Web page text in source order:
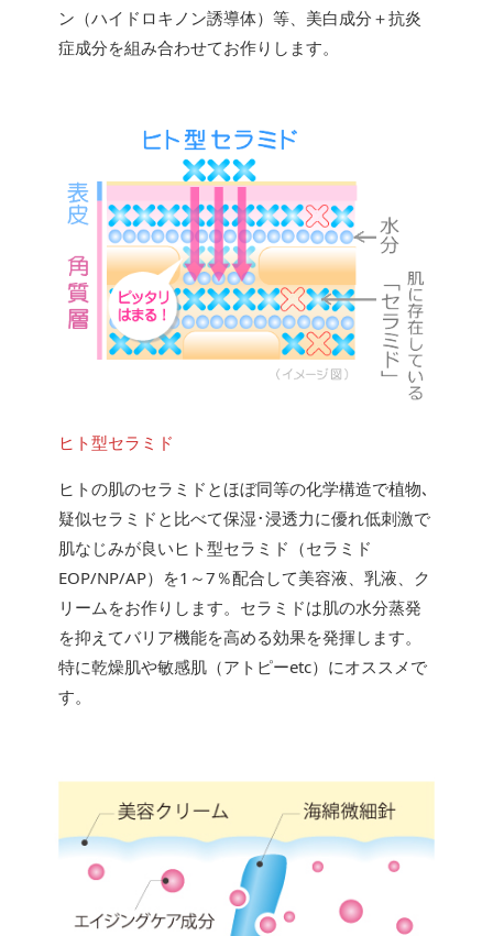
ン（ハイドロキノン誘導体）等、美白成分＋抗炎
症成分を組み合わせてお作りします。
ヒト型セラミド
ヒトの肌のセラミドとほぼ同等の化学構造で植物､
疑似セラミドと比べて保湿･浸透力に優れ低刺激で
肌なじみが良いヒト型セラミド（セラミド
EOP/NP/AP）を1～7％配合して美容液、乳液、ク
リームをお作りします。セラミドは肌の水分蒸発
を抑えてバリア機能を高める効果を発揮します。
特に乾燥肌や敏感肌（アトピーetc）にオススメで
す。